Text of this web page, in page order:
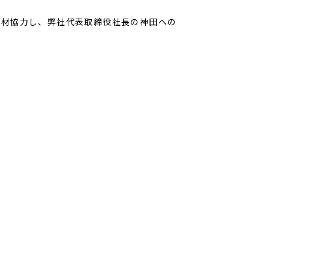
協力し、弊社代表取締役社長の神田への